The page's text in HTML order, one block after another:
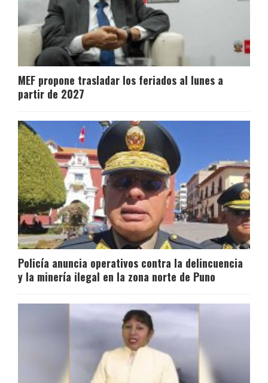
MEF propone trasladar los feriados al lunes a
partir de 2027
Policía anuncia operativos contra la delincuencia
y la minería ilegal en la zona norte de Puno